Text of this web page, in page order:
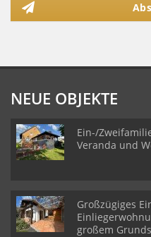
NEUE OBJEKTE
Ein-/
Veranda und
Großzügiges
großem